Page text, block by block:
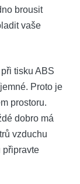
brousit
vaše
tisku ABS
Proto je
prostoru.
dobro má
vzduchu
připravte